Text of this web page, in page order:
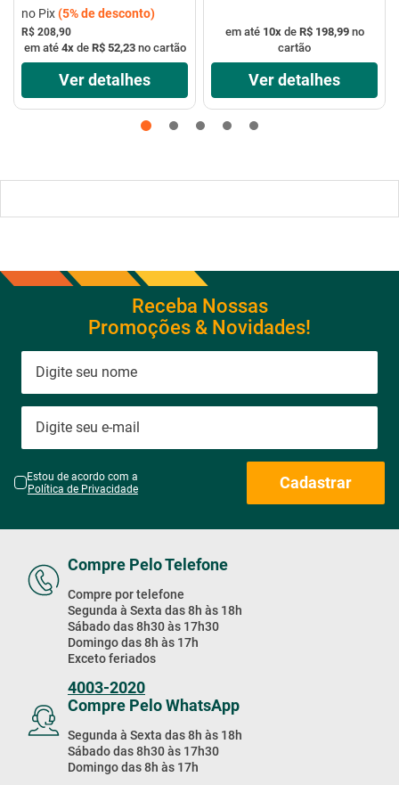
no Pix(5%de desconto)
R$ 208,90
em até 4xde R$ 52,23no cartão
Ver detalhes
em até 10xde R$ 198,99no
cartão
Ver detalhes
Receba Nossas
Promoções & Novidades!
Estou de acordo com a
Política de Privacidade
Cadastrar
Compre Pelo Telefone
Compre por telefone
Segunda à Sexta das 8h às 18h
Sábado das 8h30 às 17h30
Domingo das 8h às 17h
Exceto feriados
4003-2020
Compre Pelo WhatsApp
Segunda à Sexta das 8h às 18h
Sábado das 8h30 às 17h30
Domingo das 8h às 17h